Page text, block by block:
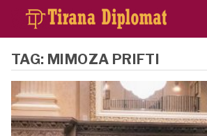
TAG: MIMOZA PRIFTI